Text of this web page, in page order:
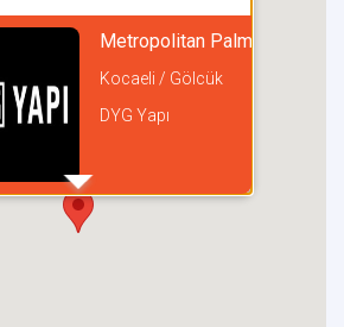
Metropolitan Palm Town
Kocaeli / Gölcük
DYG Yapı